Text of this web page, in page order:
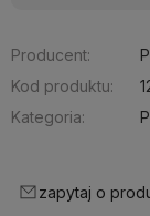
Producent:
Kod produktu:
Kategoria:
zapytaj o